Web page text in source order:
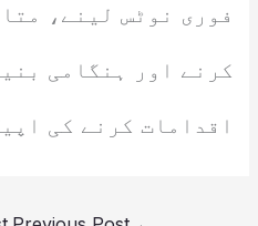
فوری نوٹس لینے،
کرنے اور ہنگامی
اقدامات کرنے کی